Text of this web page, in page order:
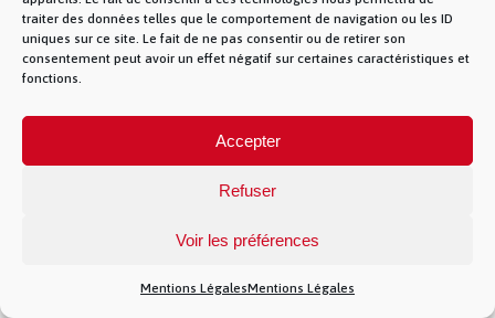
traiter des données telles que le comportement de navigation ou les ID
uniques sur ce site. Le fait de ne pas consentir ou de retirer son
consentement peut avoir un effet négatif sur certaines caractéristiques et
fonctions.
Accepter
Refuser
Voir les préférences
Mentions LégalesMentions Légales
})(jQuery)